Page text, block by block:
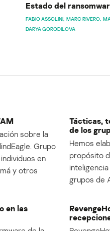
Estado del
FABIO ASSOLINI MARC RIVERO
DARYA GORODILOVA
sobre la
Grupo
en
y otros
Tácticas,
de los
Hemos
propósito
grupos de
en las